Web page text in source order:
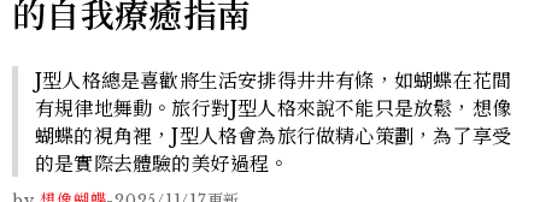
的自我療癒指南
J型人格總是喜歡將生活安排得井井有條，如蝴蝶在花間
有規律地舞動。旅行對J型人格來說不能只是放鬆，想像
蝴蝶的視角裡，J型人格會為旅行做精心策劃，為了享受
的是實際去體驗的美好過程。